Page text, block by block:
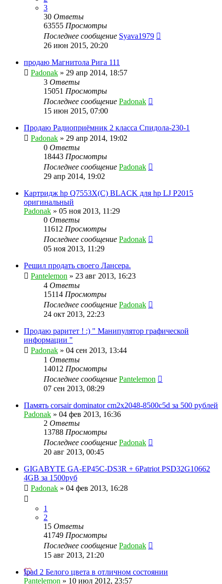
3
30 Ответы
63555 Просмотры
Последнее сообщение Syava1979
26 июн 2015, 20:20
продаю Магнитола Рига 111
Padonak » 29 апр 2014, 18:57
3 Ответы
15051 Просмотры
Последнее сообщение Padonak
15 июн 2015, 07:00
Продаю Радиоприёмник 2 класса Спидола-230-1
Padonak » 29 апр 2014, 19:02
0 Ответы
18443 Просмотры
Последнее сообщение Padonak
29 апр 2014, 19:02
Картридж hp Q7553X(C) BLACK для hp LJ P2015
оригинальный
Padonak » 05 ноя 2013, 11:29
0 Ответы
11612 Просмотры
Последнее сообщение Padonak
05 ноя 2013, 11:29
Решил продать своего Лансера.
Pantelemon » 23 авг 2013, 16:23
4 Ответы
15114 Просмотры
Последнее сообщение Padonak
24 окт 2013, 22:23
Продаю раритет ! :) " Манипулятор графической
информации "
Padonak » 04 сен 2013, 13:44
1 Ответы
14012 Просмотры
Последнее сообщение Pantelemon
07 сен 2013, 08:29
Память corsair dominator cm2x2048-8500c5d за 500 рублей
Padonak » 04 фев 2013, 16:36
2 Ответы
13788 Просмотры
Последнее сообщение Padonak
20 авг 2013, 00:45
GIGABYTE GA-EP45C-DS3R + 6Patriot PSD32G10662
4GB за 1500руб
Padonak » 04 фев 2013, 16:28
1
2
15 Ответы
41749 Просмотры
Последнее сообщение Padonak
15 авг 2013, 21:20
Ipad 2 Белого цвета в отличном состоянии
Pantelemon » 10 июл 2012, 23:57